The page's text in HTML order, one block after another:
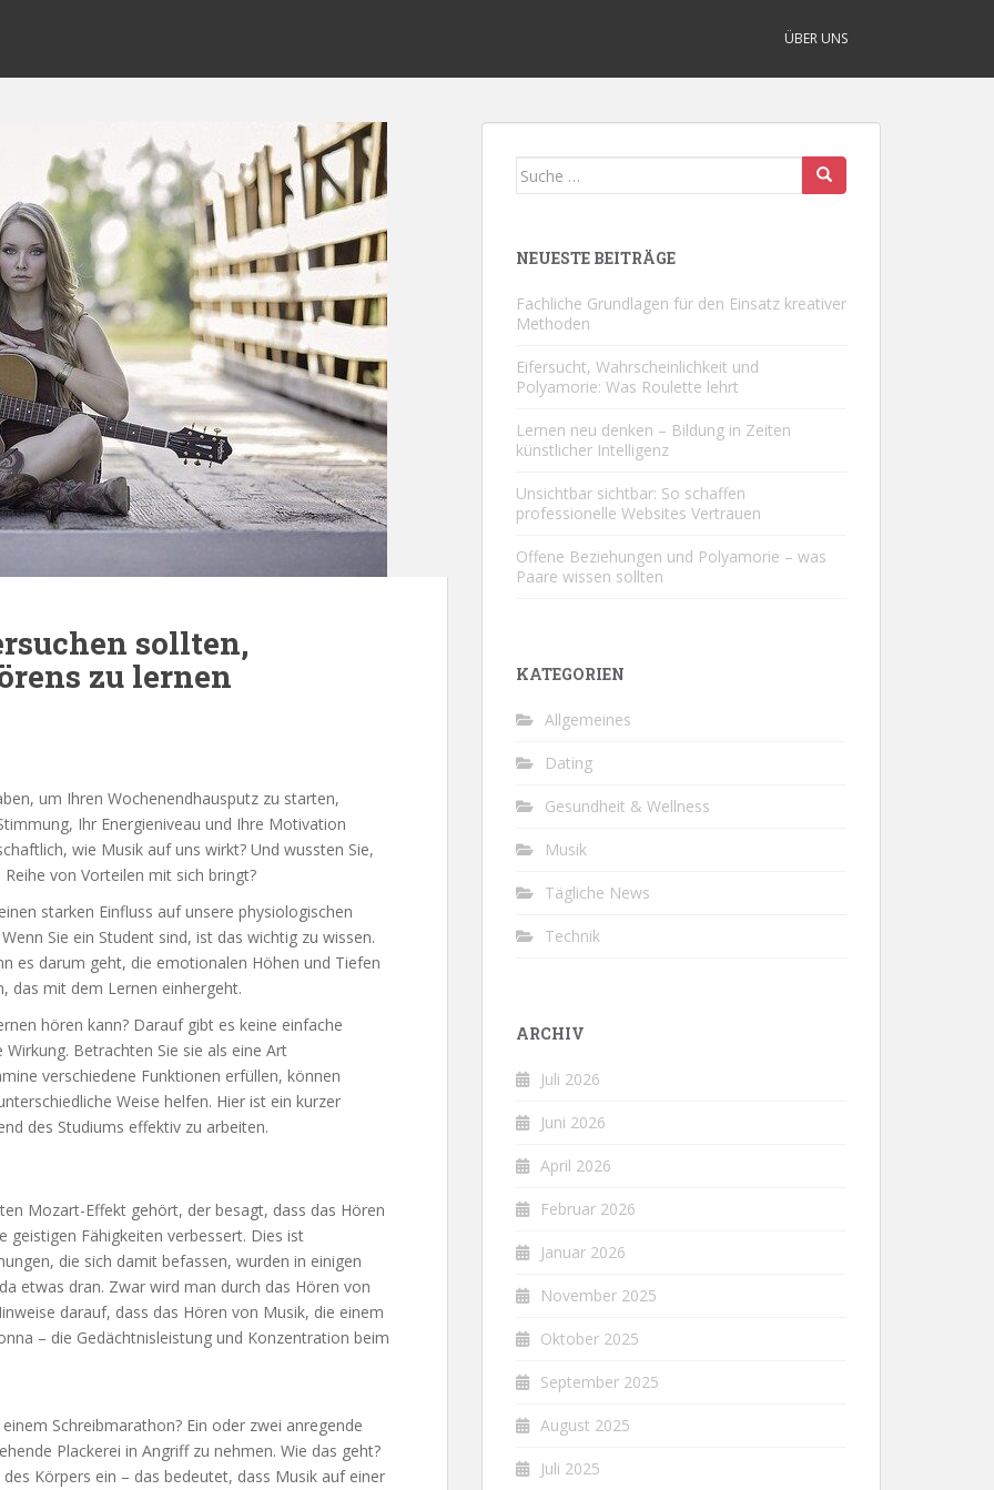
ÜBER UNS
sollten,
zu lernen
um Ihren Wochenendhausputz zu starten,
Ihr Energieniveau und Ihre Motivation
wie Musik auf uns wirkt? Und wussten Sie,
von Vorteilen mit sich bringt?
starken Einfluss auf unsere physiologischen
Sie ein Student sind, ist das wichtig zu wissen.
es darum geht, die emotionalen Höhen und Tiefen
das mit dem Lernen einhergeht.
hören kann? Darauf gibt es keine einfache
Betrachten Sie sie als eine Art
verschiedene Funktionen erfüllen, können
Weise helfen. Hier ist ein kurzer
des Studiums effektiv zu arbeiten.
Mozart-Effekt gehört, der besagt, dass das Hören
Fähigkeiten verbessert. Dies ist
die sich damit befassen, wurden in einigen
etwas dran. Zwar wird man durch das Hören von
darauf, dass das Hören von Musik, die einem
– die Gedächtnisleistung und Konzentration beim
Schreibmarathon? Ein oder zwei anregende
Plackerei in Angriff zu nehmen. Wie das geht?
Körpers ein – das bedeutet, dass Musik auf einer
Suche
NEUESTE BEITRÄGE
Fachliche Grundlagen für den Einsatz kreativer
Methoden
Eifersucht, Wahrscheinlichkeit und
Polyamorie: Was Roulette lehrt
Lernen neu denken – Bildung in Zeiten
künstlicher Intelligenz
Unsichtbar sichtbar: So schaffen
professionelle Websites Vertrauen
Offene Beziehungen und Polyamorie – was
Paare wissen sollten
KATEGORIEN
Allgemeines
Dating
Gesundheit & Wellness
Musik
Tägliche News
Technik
ARCHIV
Juli 2026
Juni 2026
April 2026
Februar 2026
Januar 2026
November 2025
Oktober 2025
September 2025
August 2025
Juli 2025